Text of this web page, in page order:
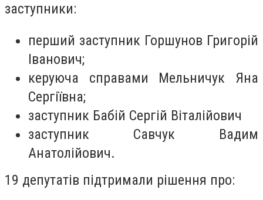
заступники:
перший заступник Горшунов Григорій
Іванович;
керуюча справами Мельничук Яна
Сергіївна;
заступник Бабій Сергій Віталійович
заступник Савчук Вадим
Анатолійович.
19 депутатів підтримали рішення про: